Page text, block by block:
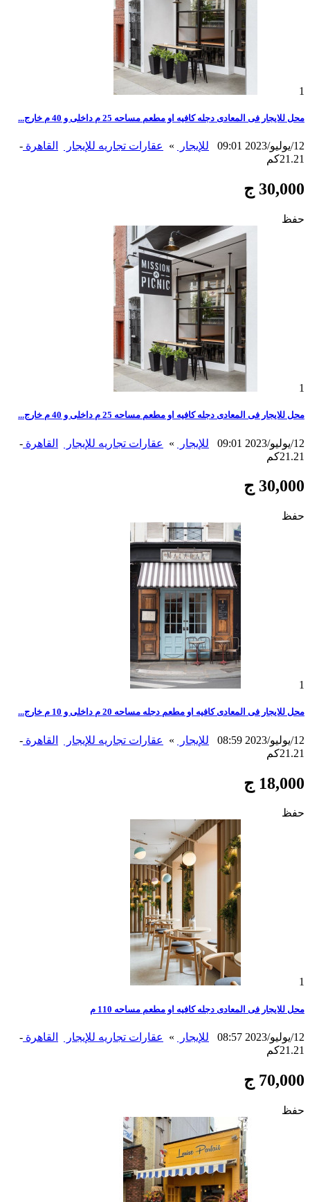
1
محل للايجار فى المعادى دجله كافيه او مطعم مساحه 25 م داخلى و 40 م خارج...
12/يوليو/2023 09:01 للإيجار » عقارات تجاريه للإيجار القاهرة -
21.21كم
30,000 ج
حفظ
1
محل للايجار فى المعادى دجله كافيه او مطعم مساحه 25 م داخلى و 40 م خارج...
12/يوليو/2023 09:01 للإيجار » عقارات تجاريه للإيجار القاهرة -
21.21كم
30,000 ج
حفظ
1
محل للايجار فى المعادى كافيه او مطعم دجله مساحه 20 م داخلى و 10 م خارج...
12/يوليو/2023 08:59 للإيجار » عقارات تجاريه للإيجار القاهرة -
21.21كم
18,000 ج
حفظ
1
محل للايجار فى المعادى دجله كافيه او مطعم مساحه 110 م
12/يوليو/2023 08:57 للإيجار » عقارات تجاريه للإيجار القاهرة -
21.21كم
70,000 ج
حفظ